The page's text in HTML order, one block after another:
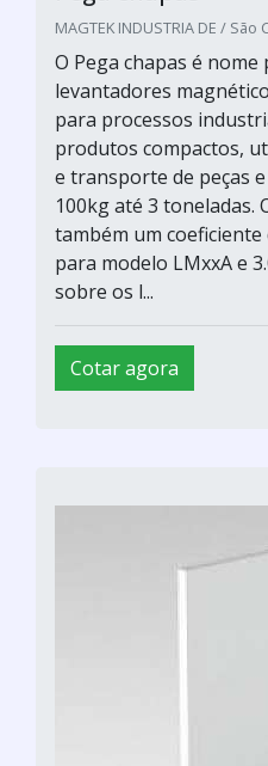
MAGTEK INDUSTRIA DE /
O Pega chapas é
levantadores
para processos
produtos compactos,
e transporte de peças
100kg até 3 toneladas.
também um coeficiente
para modelo LMxxA e
sobre os l...
Cotar agora